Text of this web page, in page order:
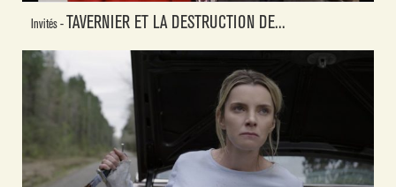
Invités -TAVERNIER ET LA DESTRUCTION DE...